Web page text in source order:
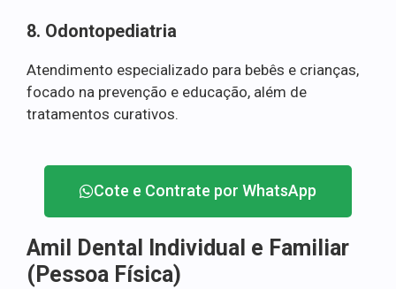
8. Odontopediatria
Atendimento especializado para bebês e crianças,
focado na prevenção e educação, além de
tratamentos curativos.
Cote e Contrate por WhatsApp
Amil Dental Individual e Familiar
(Pessoa Física)